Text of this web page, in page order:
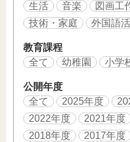
生活
音楽 図画工
技術・家庭
外国語
教育課程
全て
幼稚園 小学
公開年度
全て
2025年度
2022年度
2021年度
2018年度
2017年度